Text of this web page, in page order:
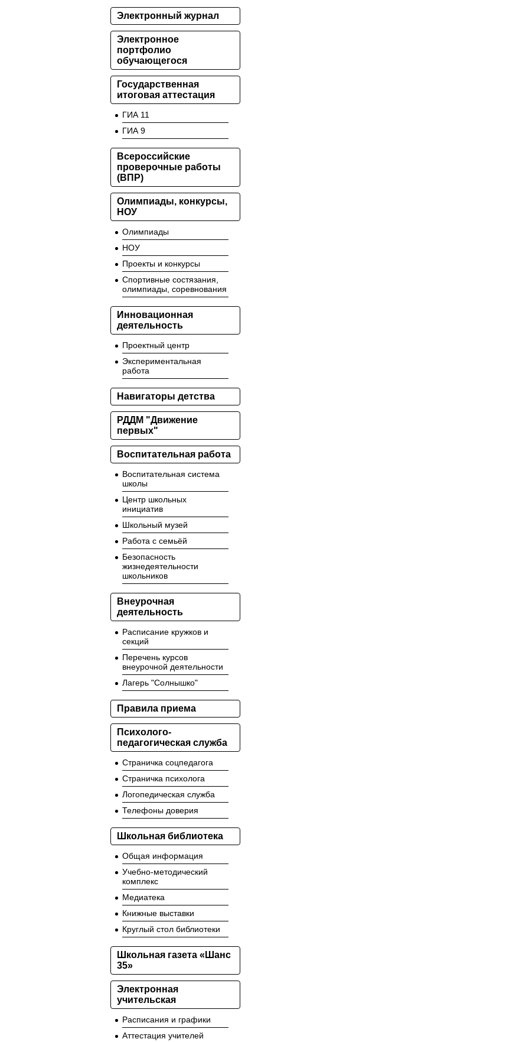
Электронный журнал
Электронное
портфолио
обучающегося
Государственная
итоговая аттестация
ГИА 11
ГИА 9
Всероссийские
проверочные работы
(ВПР)
Олимпиады, конкурсы,
НОУ
Олимпиады
НОУ
Проекты и конкурсы
Спортивные состязания,
олимпиады, соревнования
Инновационная
деятельность
Проектный центр
Экспериментальная
работа
Навигаторы детства
РДДМ "Движение
первых"
Воспитательная работа
Воспитательная система
школы
Центр школьных
инициатив
Школьный музей
Работа с семьёй
Безопасность
жизнедеятельности
школьников
Внеурочная
деятельность
Расписание кружков и
секций
Перечень курсов
внеурочной деятельности
Лагерь "Солнышко"
Правила приема
Психолого-
педагогическая служба
Страничка соцпедагога
Страничка психолога
Логопедическая служба
Телефоны доверия
Школьная библиотека
Общая информация
Учебно-методический
комплекс
Медиатека
Книжные выставки
Круглый стол библиотеки
Школьная газета «Шанс
35»
Электронная
учительская
Расписания и графики
Аттестация учителей